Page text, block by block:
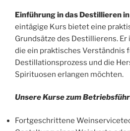
Einführung in das Destillieren
eintägige Kurs bietet eine
Grundsätze des Destillierens.
die ein praktisches Verständnis
Destillationsprozess und die
Spirituosen erlangen möchten.
Unsere Kurse zum
Fortgeschrittene